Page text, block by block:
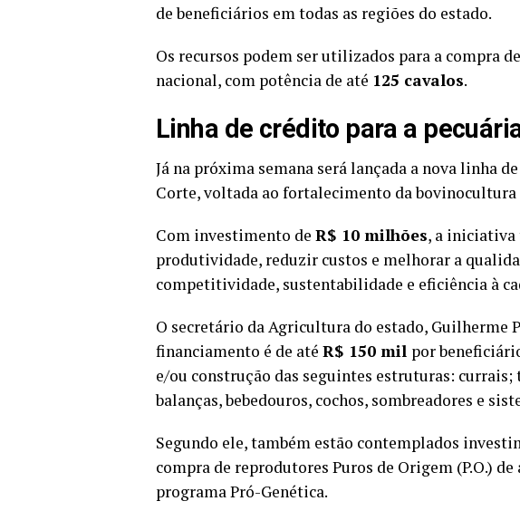
de beneficiários em todas as regiões do estado.
Os recursos podem ser utilizados para a compra
nacional, com potência de até 125 cavalos.
Linha de crédito para a
Já na próxima semana será lançada a nova linha
Corte, voltada ao fortalecimento da
Com investimento de R$ 10 milhões, a
produtividade, reduzir custos e melhorar a
competitividade, sustentabilidade e eficiência à
O secretário da Agricultura do estado, Guilherme
financiamento é de até R$ 150 mil por
e/ou construção das seguintes estruturas: currais;
balanças, bebedouros, cochos, sombreadores e
Segundo ele, também estão contemplados
compra de reprodutores Puros de Origem (P.O.)
programa Pró-Genética.